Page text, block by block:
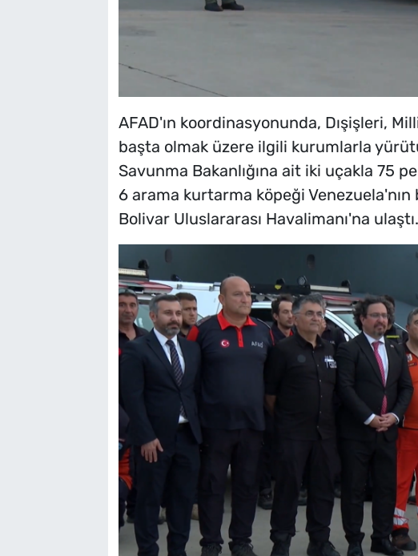
AFAD'ın koordinasyonunda, Dışişleri,
başta olmak üzere ilgili kurumlarla
Savunma Bakanlığına ait iki uçakla 75
6 arama kurtarma köpeği
Bolivar Uluslararası Havalimanı'na ulaştı.